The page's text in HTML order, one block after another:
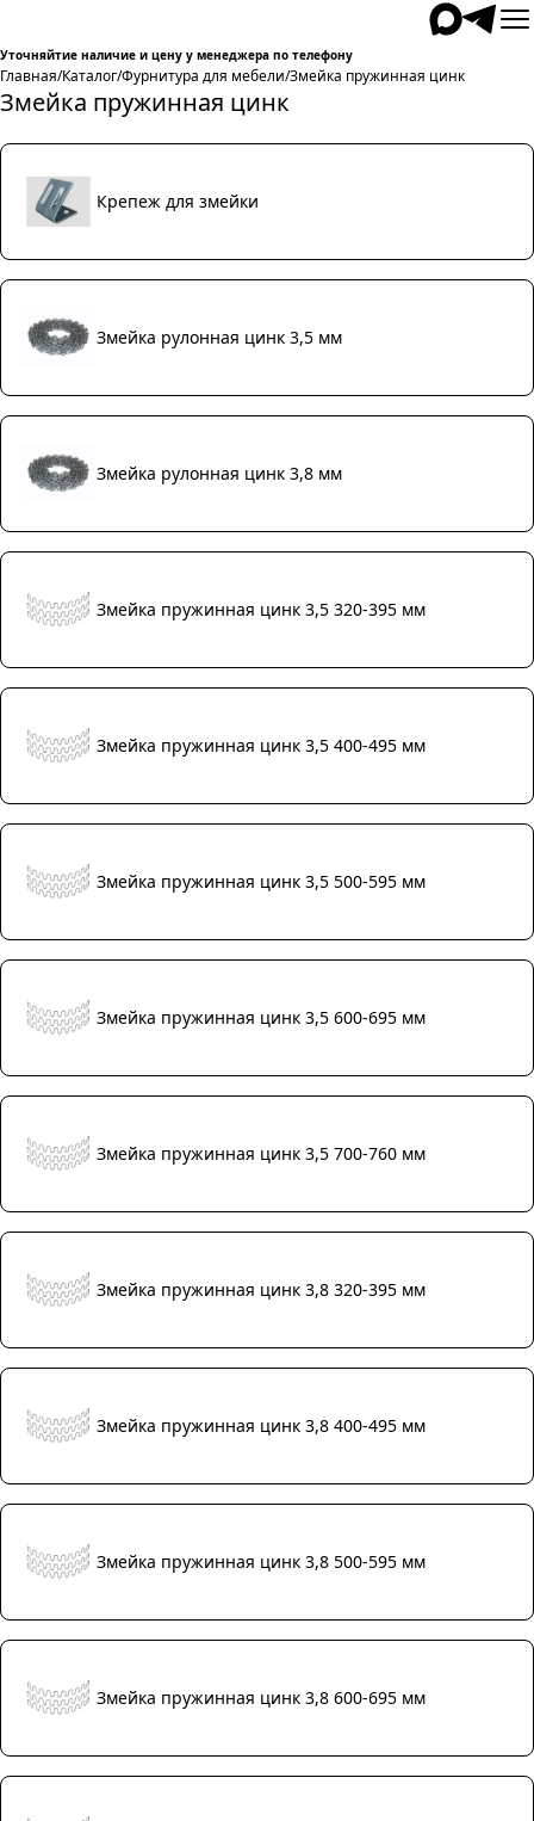
Уточняйтие наличие и цену у менеджера по телефону
Главная/Каталог/Фурнитура для мебели/Змейка пружинная цинк
Змейка пружинная цинк
Крепеж для змейки
Змейка рулонная цинк 3,5 мм
Змейка рулонная цинк 3,8 мм
Змейка пружинная цинк 3,5 320-395 мм
Змейка пружинная цинк 3,5 400-495 мм
Змейка пружинная цинк 3,5 500-595 мм
Змейка пружинная цинк 3,5 600-695 мм
Змейка пружинная цинк 3,5 700-760 мм
Змейка пружинная цинк 3,8 320-395 мм
Змейка пружинная цинк 3,8 400-495 мм
Змейка пружинная цинк 3,8 500-595 мм
Змейка пружинная цинк 3,8 600-695 мм